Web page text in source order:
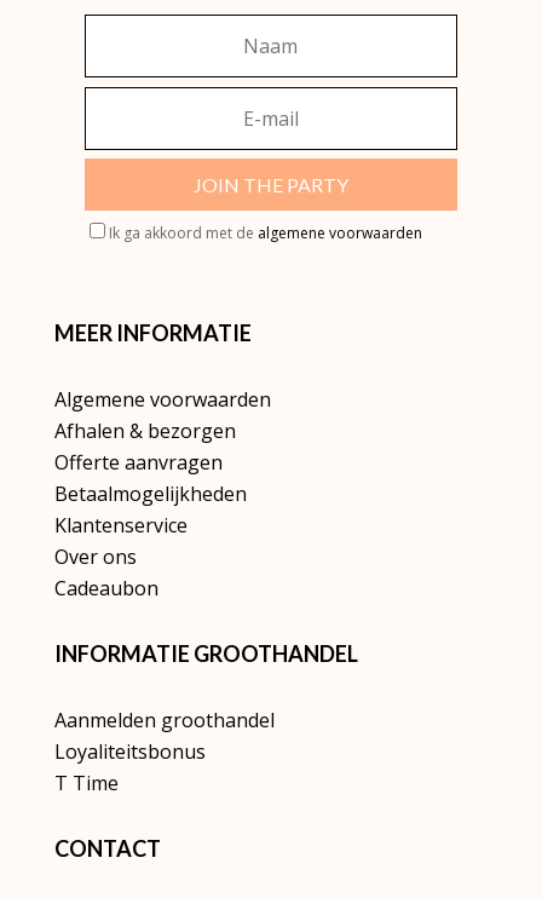
JOIN THE PARTY
Ik ga akkoord met de algemene voorwaarden
MEER INFORMATIE
Algemene voorwaarden
Afhalen & bezorgen
Offerte aanvragen
Betaalmogelijkheden
Klantenservice
Over ons
Cadeaubon
INFORMATIE GROOTHANDEL
Aanmelden groothandel
Loyaliteitsbonus
T Time
CONTACT